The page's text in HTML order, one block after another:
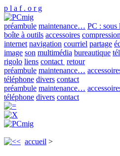
p l a f . o r g
préambule maintenance… PC : sous
boîte à outils accessoires compression
internet navigation courriel partage
image son multimédia bureautique
rigolo liens contact retour
préambule maintenance…
téléphone divers contact
préambule maintenance…
téléphone divers contact
accueil >